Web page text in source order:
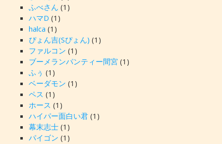
ふべさん (1)
ハマD (1)
halca (1)
ぴょん吉(Sぴょん) (1)
ファルコン (1)
ブーメランパンティー間宮 (1)
ふぅ (1)
ベーダモン (1)
ペス (1)
ホース (1)
ハイパー面白い君(1)
幕末志士(1)
パイゴン (1)